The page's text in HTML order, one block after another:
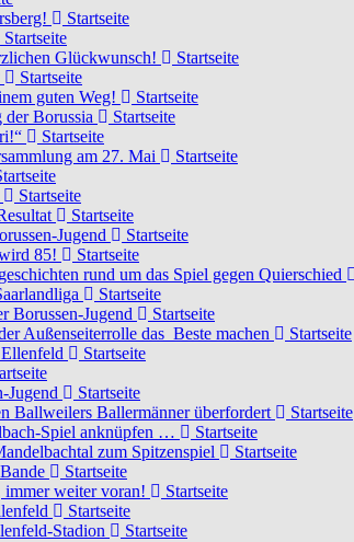
Startseite
Startseite
Glückwunsch!
Startseite
Startseite
guten Weg!
Startseite
Borussia
Startseite
Startseite
am 27. Mai
Startseite
Startseite
Startseite
Jugend
Startseite
85!
Startseite
rund um das Spiel gegen Quierschied
Startseite
Borussen-Jugend
Startseite
Außenseiterrolle das Beste machen
Startseite
Startseite
Jugend
Startseite
Ballweilers Ballermänner überfordert
Startseite
Spiel anknüpfen …
Startseite
zum Spitzenspiel
Startseite
Startseite
immer weiter voran!
Startseite
Startseite
Stadion
Startseite